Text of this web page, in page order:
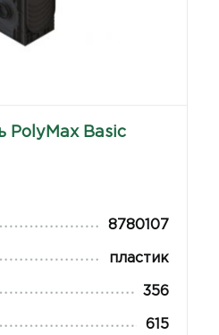
PolyMax Basic
8780107
пластик
356
615